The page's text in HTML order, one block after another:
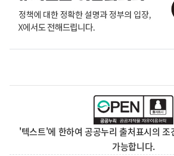
'텍스트'에 한하여 공공누리 출처표시의 조
가능합니다.